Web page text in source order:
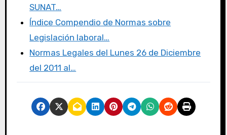
SUNAT…
Índice Compendio de Normas sobre
Legislación laboral…
Normas Legales del Lunes 26 de Diciembre
del 2011 al…